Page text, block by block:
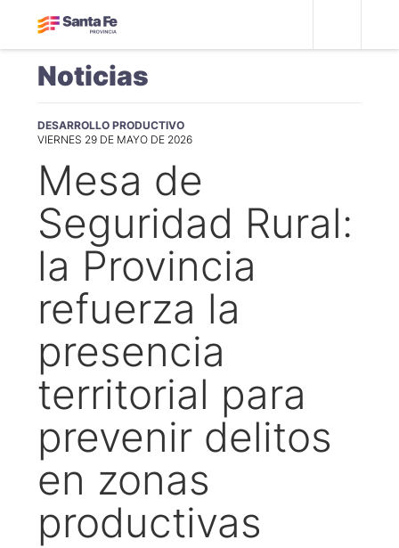
Noticias
DESARROLLO PRODUCTIVO
VIERNES 29 DE MAYO DE 2026
Mesa de
Seguridad Rural:
la Provincia
refuerza la
presencia
territorial para
prevenir delitos
en zonas
productivas